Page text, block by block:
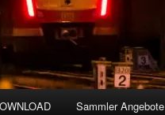
Sammler Angebote